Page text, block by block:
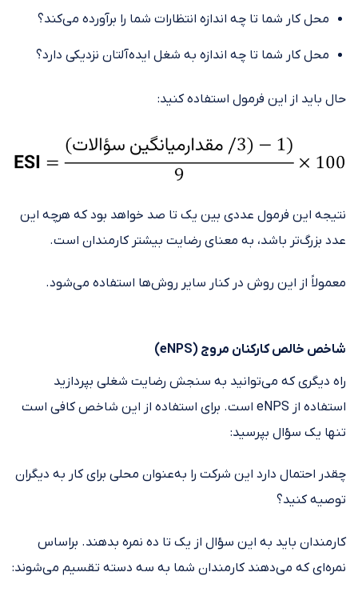
محل کار شما تا چه اندازه انتظارات شما را برآورده می‌کند؟
محل کار شما تا چه اندازه به شغل ایده‌آلتان نزدیکی دارد؟
حال باید از این فرمول استفاده کنید:
نتیجه این فرمول عددی بین یک تا صد خواهد بود که هرچه این
عدد بزرگ‌تر باشد، به معنای رضایت بیشتر کارمندان است.
معمولاً از این روش در کنار سایر روش‌ها استفاده می‌شود.
شاخص خالص کارکنان مروج (eNPS)
راه دیگری که می‌توانید به سنجش رضایت شغلی بپردازید
استفاده از eNPS است. برای استفاده از این شاخص کافی است
تنها یک سؤال بپرسید:
چقدر احتمال دارد این شرکت را به‌عنوان محلی برای کار به دیگران
توصیه کنید؟
کارمندان باید به این سؤال از یک تا ده نمره بدهند. براساس
نمره‌ای که می‌دهند کارمندان شما به سه دسته تقسیم می‌شوند: